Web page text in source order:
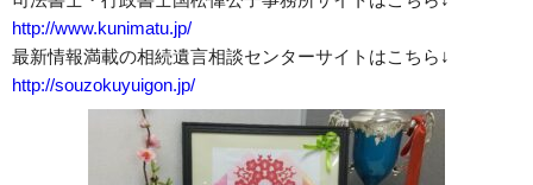
http://www.kunimatu.jp/
最新情報満載の相続遺言相談センターサイトはこちら↓
http://souzokuyuigon.jp/